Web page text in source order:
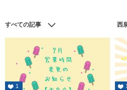
すべての記事 西
1